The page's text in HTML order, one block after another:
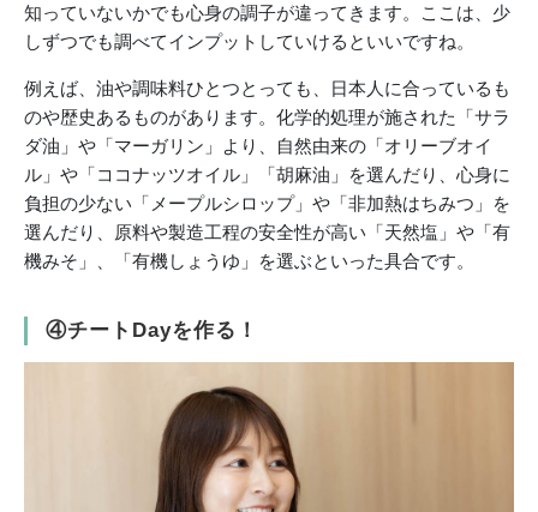
知っていないかでも心身の調子が違ってきます。ここは、少
しずつでも調べてインプットしていけるといいですね。
例えば、油や調味料ひとつとっても、日本人に合っているも
のや歴史あるものがあります。化学的処理が施された「サラ
ダ油」や「マーガリン」より、自然由来の「オリーブオイ
ル」や「ココナッツオイル」「胡麻油」を選んだり、心身に
負担の少ない「メープルシロップ」や「非加熱はちみつ」を
選んだり、原料や製造工程の安全性が高い「天然塩」や「有
機みそ」、「有機しょうゆ」を選ぶといった具合です。
④チートDayを作る！